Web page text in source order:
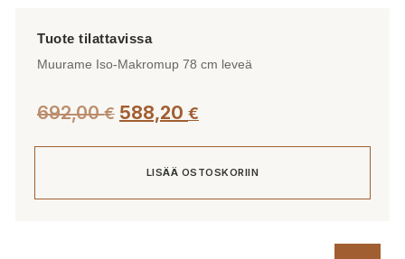
Muurame Iso-Makromup 78 cm leveä
692,00€ 588,20 €
LISÄÄ OSTOSKORIIN